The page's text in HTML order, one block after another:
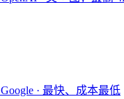
Google · 最快、成本最低